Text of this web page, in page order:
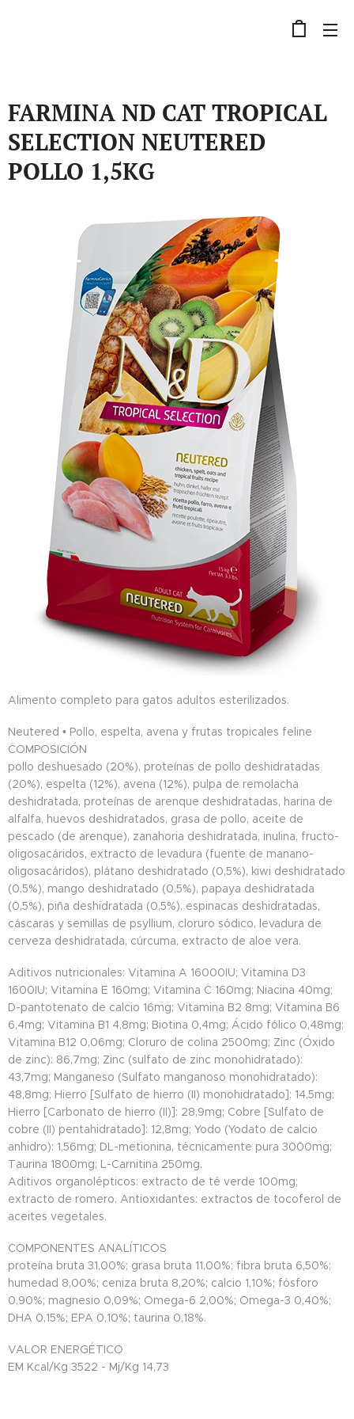
FARMINA ND CAT TROPICAL
SELECTION NEUTERED
POLLO 1,5KG
Alimento completo para gatos adultos esterilizados.
Neutered • Pollo, espelta, avena y frutas tropicales feline
COMPOSICIÓN
pollo deshuesado (20%), proteínas de pollo deshidratadas
(20%), espelta (12%), avena (12%), pulpa de remolacha
deshidratada, proteínas de arenque deshidratadas, harina de
alfalfa, huevos deshidratados, grasa de pollo, aceite de
pescado (de arenque), zanahoria deshidratada, inulina, fructo-
oligosacáridos, extracto de levadura (fuente de manano-
oligosacáridos), plátano deshidratado (0,5%), kiwi deshidratado
(0,5%), mango deshidratado (0,5%), papaya deshidratada
(0,5%), piña deshidratada (0,5%), espinacas deshidratadas,
cáscaras y semillas de psyllium, cloruro sódico, levadura de
cerveza deshidratada, cúrcuma, extracto de aloe vera.
Aditivos nutricionales: Vitamina A 16000IU; Vitamina D3
1600IU; Vitamina E 160mg; Vitamina C 160mg; Niacina 40mg;
D-pantotenato de calcio 16mg; Vitamina B2 8mg; Vitamina B6
6,4mg; Vitamina B1 4,8mg; Biotina 0,4mg; Ácido fólico 0,48mg;
Vitamina B12 0,06mg; Cloruro de colina 2500mg; Zinc (Óxido
de zinc): 86,7mg; Zinc (sulfato de zinc monohidratado):
43,7mg; Manganeso (Sulfato manganoso monohidratado):
48,8mg; Hierro [Sulfato de hierro (II) monohidratado]: 14,5mg;
Hierro [Carbonato de hierro (II)]: 28,9mg; Cobre [Sulfato de
cobre (II) pentahidratado]: 12,8mg; Yodo (Yodato de calcio
anhidro): 1,56mg; DL-metionina, técnicamente pura 3000mg;
Taurina 1800mg; L-Carnitina 250mg.
Aditivos organolépticos: extracto de té verde 100mg;
extracto de romero. Antioxidantes: extractos de tocoferol de
aceites vegetales.
COMPONENTES ANALÍTICOS
proteína bruta 31,00%; grasa bruta 11,00%; fibra bruta 6,50%;
humedad 8,00%; ceniza bruta 8,20%; calcio 1,10%; fósforo
0,90%; magnesio 0,09%; Omega-6 2,00%; Omega-3 0,40%;
DHA 0,15%; EPA 0,10%; taurina 0,18%.
VALOR ENERGÉTICO
EM Kcal/Kg 3522 - Mj/Kg 14,73